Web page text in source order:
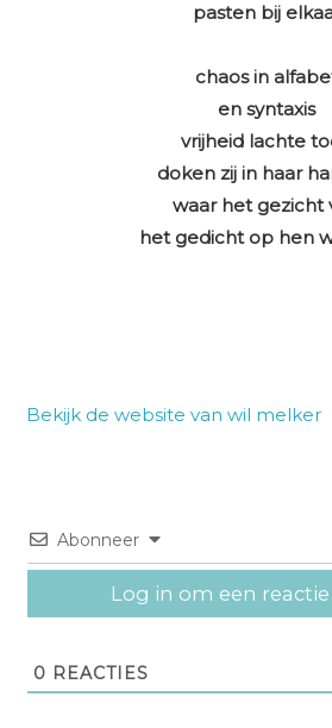
pasten bij
chaos in
en syntaxis
vrijheid lachte
doken zij in haar
waar het gezicht
het gedicht op hen
Bekijk de website van wil melker
Abonneer
Log in om een
0 REACTIES